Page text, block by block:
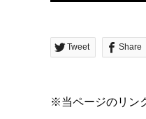
Tweet Share
※当ページのリン